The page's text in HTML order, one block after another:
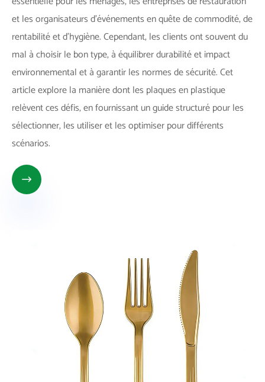
et les organisateurs d'événements en quête de commodité, de
rentabilité et d'hygiène. Cependant, les clients ont souvent du
mal à choisir le bon type, à équilibrer durabilité et impact
environnemental et à garantir les normes de sécurité. Cet
article explore la manière dont les plaques en plastique
relèvent ces défis, en fournissant un guide structuré pour les
sélectionner, les utiliser et les optimiser pour différents
scénarios.
